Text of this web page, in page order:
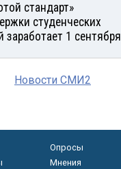
стандарт»
студенческих
заработает 1 сентября
Новости СМИ2
Опросы
Мнения